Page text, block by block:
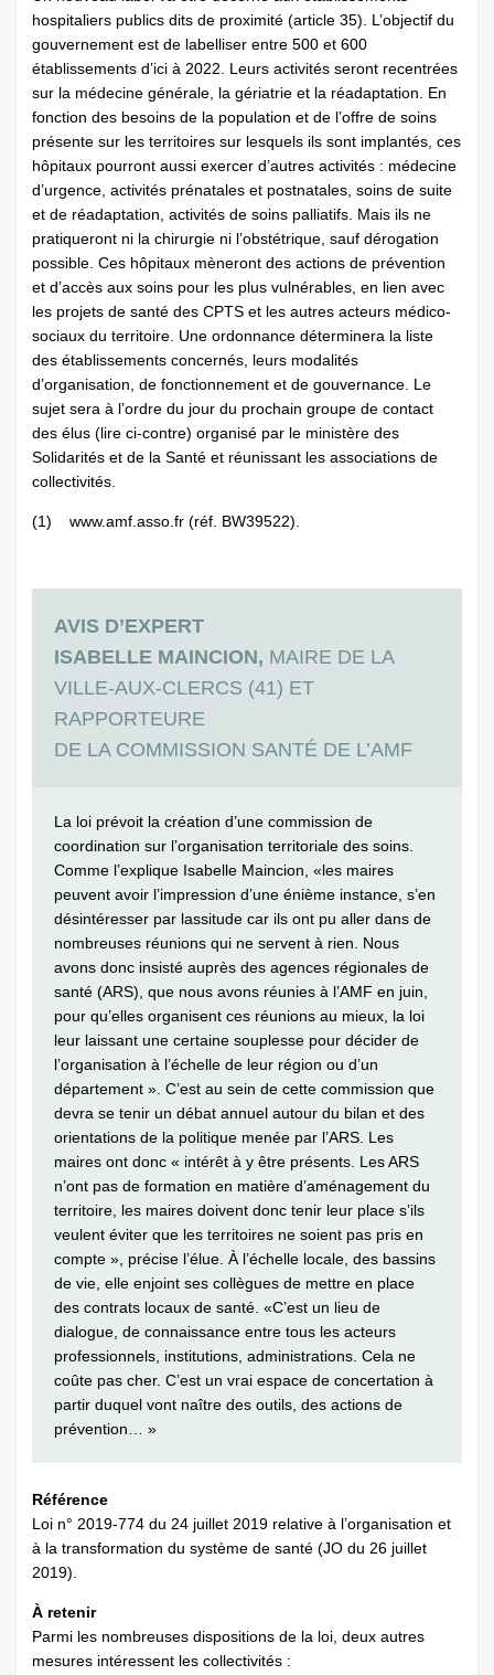
hospitaliers publics dits de proximité (article 35). L’objectif du
gouvernement est de labelliser entre 500 et 600
établissements d’ici à 2022. Leurs activités seront recentrées
sur la médecine générale, la gériatrie et la réadaptation. En
fonction des besoins de la population et de l’offre de soins
présente sur les territoires sur lesquels ils sont implantés, ces
hôpitaux pourront aussi exercer d’autres activités : médecine
d’urgence, activités prénatales et postnatales, soins de suite
et de réadaptation, activités de soins palliatifs. Mais ils ne
pratiqueront ni la chirurgie ni l’obstétrique, sauf dérogation
possible. Ces hôpitaux mèneront des actions de prévention
et d’accès aux soins pour les plus vulnérables, en lien avec
les projets de santé des CPTS et les autres acteurs médico-
sociaux du territoire. Une ordonnance déterminera la liste
des établissements concernés, leurs modalités
d’organisation, de fonctionnement et de gouvernance. Le
sujet sera à l’ordre du jour du prochain groupe de contact
des élus (lire ci-contre) organisé par le ministère des
Solidarités et de la Santé et réunissant les associations de
collectivités.
(1) www.amf.asso.fr (réf. BW39522).
AVIS D’EXPERT
ISABELLE MAINCION, MAIRE DE LA
VILLE-AUX-CLERCS (41) ET
RAPPORTEURE
DE LA COMMISSION SANTÉ DE L’AMF
La loi prévoit la création d’une commission de
coordination sur l’organisation territoriale des soins.
Comme l’explique Isabelle Maincion, «les maires
peuvent avoir l’impression d’une énième instance, s’en
désintéresser par lassitude car ils ont pu aller dans de
nombreuses réunions qui ne servent à rien. Nous
avons donc insisté auprès des agences régionales de
santé (ARS), que nous avons réunies à l’AMF en juin,
pour qu’elles organisent ces réunions au mieux, la loi
leur laissant une certaine souplesse pour décider de
l’organisation à l’échelle de leur région ou d’un
département ». C’est au sein de cette commission que
devra se tenir un débat annuel autour du bilan et des
orientations de la politique menée par l’ARS. Les
maires ont donc « intérêt à y être présents. Les ARS
n’ont pas de formation en matière d’aménagement du
territoire, les maires doivent donc tenir leur place s’ils
veulent éviter que les territoires ne soient pas pris en
compte », précise l’élue. À l’échelle locale, des bassins
de vie, elle enjoint ses collègues de mettre en place
des contrats locaux de santé. «C’est un lieu de
dialogue, de connaissance entre tous les acteurs
professionnels, institutions, administrations. Cela ne
coûte pas cher. C’est un vrai espace de concertation à
partir duquel vont naître des outils, des actions de
prévention… »
Référence
Loi n° 2019-774 du 24 juillet 2019 relative à l’organisation et
à la transformation du système de santé (JO du 26 juillet
2019).
À retenir
Parmi les nombreuses dispositions de la loi, deux autres
mesures intéressent les collectivités :